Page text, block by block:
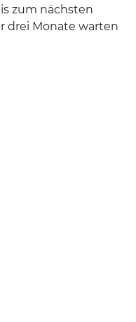
zum nächsten
drei Monate warten